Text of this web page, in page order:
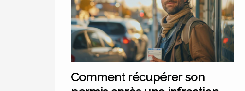
Comment récupérer son